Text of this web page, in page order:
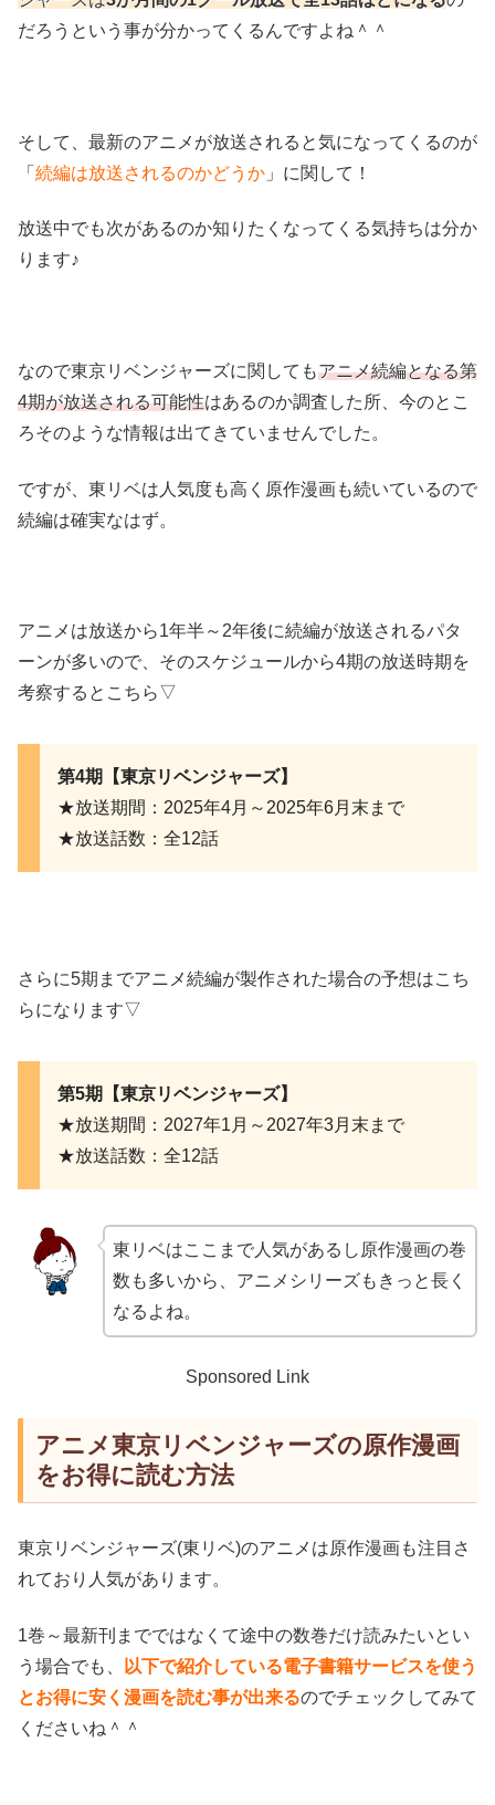
だろうという事が分かってくるんですよね＾＾
そして、最新のアニメが放送されると気になってくるのが
「 続編は放送されるのかどうか 」に関して！
放送中でも次があるのか知りたくなってくる気持ちは分か
ります♪
なので東京リベンジャーズに関してもアニメ続編となる第
4期が放送される可能性はあるのか調査した所、今のとこ
ろそのような情報は出てきていませんでした。
ですが、東リベは人気度も高く原作漫画も続いているので
続編は確実なはず。
アニメは放送から1年半～2年後に続編が放送されるパタ
ーンが多いので、そのスケジュールから4期の放送時期を
考察するとこちら▽
第4期【東京リベンジャーズ】
★放送期間：2025年4月～2025年6月末まで
★放送話数：全12話
さらに5期までアニメ続編が製作された場合の予想はこち
らになります▽
第5期【東京リベンジャーズ】
★放送期間：2027年1月～2027年3月末まで
★放送話数：全12話
東リベはここまで人気があるし原作漫画の巻
数も多いから、アニメシリーズもきっと長く
なるよね。
Sponsored Link
アニメ東京リベンジャーズの原作漫画
をお得に読む方法
東京リベンジャーズ(東リベ)のアニメは原作漫画も注目さ
れており人気があります。
1巻～最新刊までではなくて途中の数巻だけ読みたいとい
う場合でも、
以下で紹介している電子書籍サービスを使う
とお得に安く漫画を読む事が出来るのでチェックしてみて
くださいね＾＾